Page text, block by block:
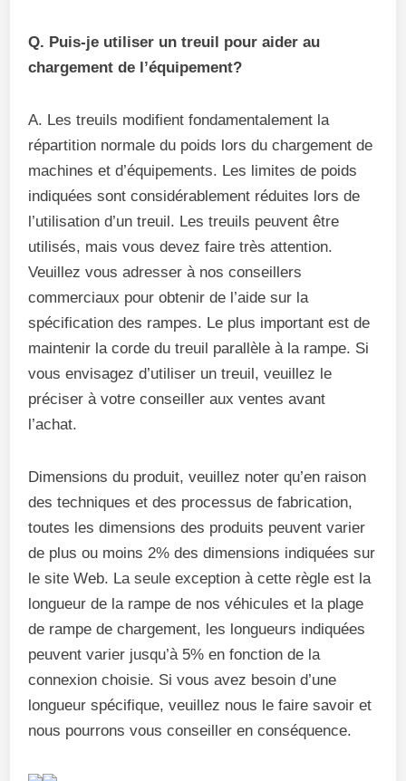
Q. Puis-je utiliser un treuil pour aider au
chargement de l’équipement?
A. Les treuils modifient fondamentalement la
répartition normale du poids lors du chargement de
machines et d’équipements. Les limites de poids
indiquées sont considérablement réduites lors de
l’utilisation d’un treuil. Les treuils peuvent être
utilisés, mais vous devez faire très attention.
Veuillez vous adresser à nos conseillers
commerciaux pour obtenir de l’aide sur la
spécification des rampes. Le plus important est de
maintenir la corde du treuil parallèle à la rampe. Si
vous envisagez d’utiliser un treuil, veuillez le
préciser à votre conseiller aux ventes avant
l’achat.
Dimensions du produit, veuillez noter qu’en raison
des techniques et des processus de fabrication,
toutes les dimensions des produits peuvent varier
de plus ou moins 2% des dimensions indiquées sur
le site Web. La seule exception à cette règle est la
longueur de la rampe de nos véhicules et la plage
de rampe de chargement, les longueurs indiquées
peuvent varier jusqu’à 5% en fonction de la
connexion choisie. Si vous avez besoin d’une
longueur spécifique, veuillez nous le faire savoir et
nous pourrons vous conseiller en conséquence.